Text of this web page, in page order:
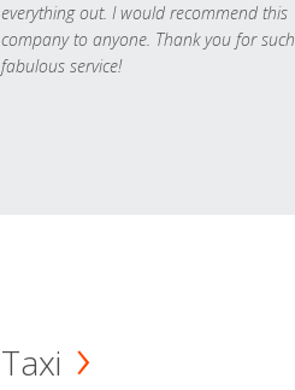
everything out. I would recommend this
company to anyone. Thank you for such
fabulous service!
Taxi